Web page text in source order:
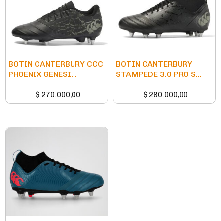
BOTIN CANTERBURY CCC
PHOENIX GENESI...
$ 270.000,00
BOTIN CANTERBURY
STAMPEDE 3.0 PRO S...
$ 280.000,00